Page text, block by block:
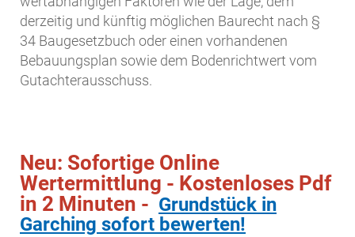
derzeitig und künftig möglichen Baurecht nach §
34 Baugesetzbuch oder einen vorhandenen
Bebauungsplan sowie dem Bodenrichtwert vom
Gutachterausschuss.
Neu: Sofortige Online
Wertermittlung - Kostenloses Pdf
in 2 Minuten - Grundstück in
Garching sofort bewerten!